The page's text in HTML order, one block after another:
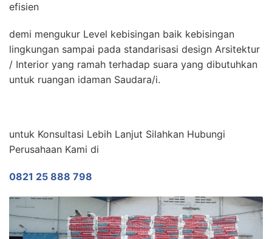
efisien
demi mengukur Level kebisingan baik kebisingan
lingkungan sampai pada standarisasi design Arsitektur
/ Interior yang ramah terhadap suara yang dibutuhkan
untuk ruangan idaman Saudara/i.
untuk Konsultasi Lebih Lanjut Silahkan Hubungi
Perusahaan Kami di
0821 25 888 798